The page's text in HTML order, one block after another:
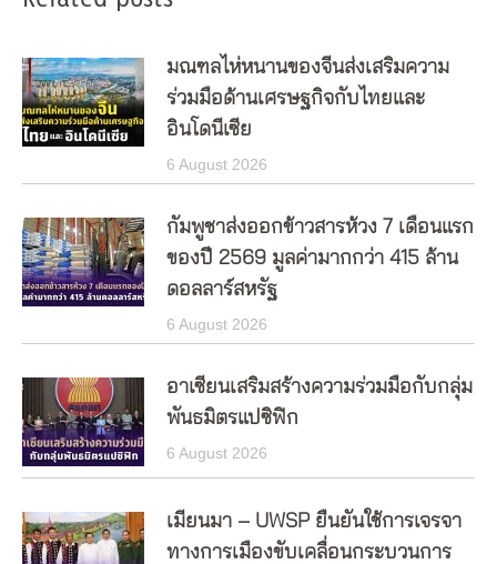
มณฑลไห่หนานของจีนส่งเสริมความ
ร่วมมือด้านเศรษฐกิจกับไทยและ
อินโดนีเซีย
6 August 2026
กัมพูชาส่งออกข้าวสารห้วง 7 เดือนแรก
ของปี 2569 มูลค่ามากกว่า 415 ล้าน
ดอลลาร์สหรัฐ
6 August 2026
อาเซียนเสริมสร้างความร่วมมือกับกลุ่ม
พันธมิตรแปซิฟิก
6 August 2026
เมียนมา – UWSP ยืนยันใช้การเจรจา
ทางการเมืองขับเคลื่อนกระบวนการ